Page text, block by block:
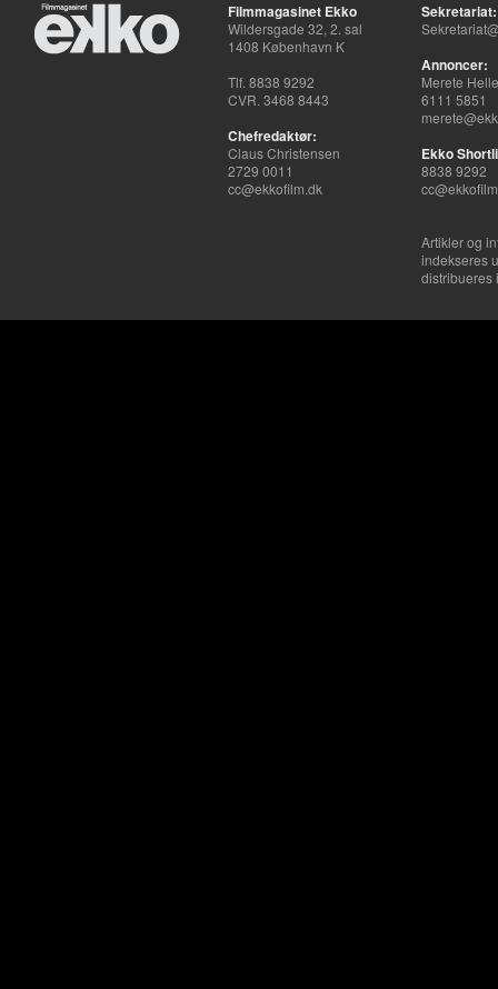
Filmmagasinet Ekko
Wildersgade 32, 2. sal
1408 København K
Tlf. 8838 9292
CVR. 3468 8443
Chefredaktør:
Claus Christensen
2729 0011
cc@ekkofilm.dk
Sekretariat:
Annoncer:
Merete
6111 5851
Ekko
8838 9292
Artikler og
indekseres
distribueres